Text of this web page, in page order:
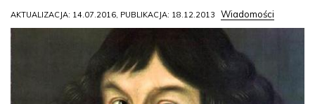
AKTUALIZACJA: 14.07.2016, PUBLIKACJA: 18.12.2013 Wiadomości